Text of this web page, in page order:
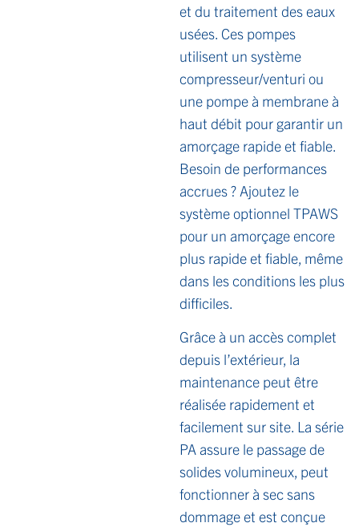
et du traitement des eaux
usées. Ces pompes
utilisent un système
compresseur/venturi ou
une pompe à membrane à
haut débit pour garantir un
amorçage rapide et fiable.
Besoin de performances
accrues ? Ajoutez le
système optionnel TPAWS
pour un amorçage encore
plus rapide et fiable, même
dans les conditions les plus
difficiles.
Grâce à un accès complet
depuis l’extérieur, la
maintenance peut être
réalisée rapidement et
facilement sur site. La série
PA assure le passage de
solides volumineux, peut
fonctionner à sec sans
dommage et est conçue